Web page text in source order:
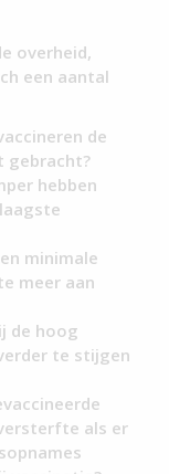
overheid,
een aantal
de
gebracht?
hebben
minimale
meer aan
de hoog
te stijgen
als er